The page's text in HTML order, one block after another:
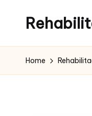
Home